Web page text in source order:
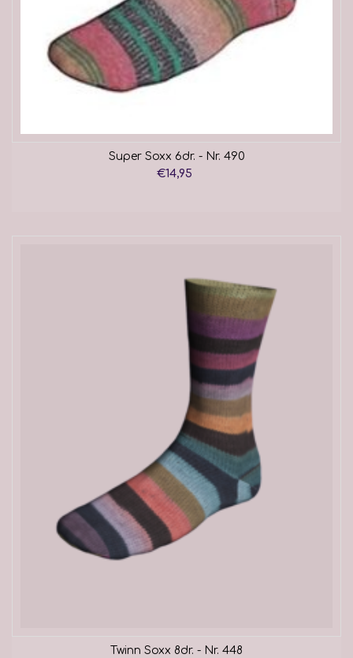
Super Soxx 6dr. - Nr. 490
€14,95
Twinn Soxx 8dr. - Nr. 448